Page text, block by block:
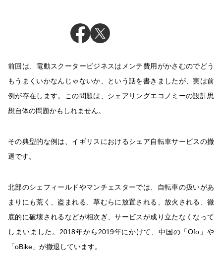
前回は、電動スクータービジネスはメンテ費用がかさむのでどう
もうまくいかなんじゃないか、という話を書きましたが、実は前
例が存在します。この問題は、シェアリングエコノミーの設計思
想自体の問題かもしれません。
その典型的な例は、イギリスにおけるシェア自転車サービスの撤
退です。
北部のシェフィールドやマンチェスターでは、自転車の扱いがあ
まりにも荒く、盗まれる、草むらに放置される、放火される、徹
底的に破壊されるなどが相次ぎ、サービスが成り立たなくなって
しまいました。2018年から2019年にかけて、中国の「Ofo」や
「oBike」が撤退しています。